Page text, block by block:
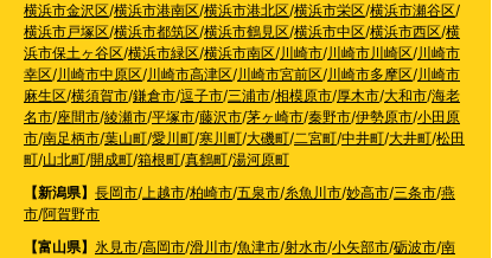
横浜市金沢区/横浜市港南区/横浜市港北区/横浜市栄区/横浜市瀬谷区/
横浜市戸塚区/横浜市都筑区/横浜市鶴見区/横浜市中区/横浜市西区/横
浜市保土ヶ谷区/横浜市緑区/横浜市南区/川崎市/川崎市川崎区/川崎市
幸区/川崎市中原区/川崎市高津区/川崎市宮前区/川崎市多摩区/川崎市
麻生区/横須賀市/鎌倉市/逗子市/三浦市/相模原市/厚木市/大和市/海老
名市/座間市/綾瀬市/平塚市/藤沢市/茅ヶ崎市/秦野市/伊勢原市/小田原
市/南足柄市/葉山町/愛川町/寒川町/大磯町/二宮町/中井町/大井町/松田
町/山北町/開成町/箱根町/真鶴町/湯河原町
【新潟県】 長岡市/上越市/柏崎市/五泉市/糸魚川市/妙高市/三条市/燕
市/阿賀野市
【富山県】 氷見市/高岡市/滑川市/魚津市/射水市/小矢部市/砺波市/南